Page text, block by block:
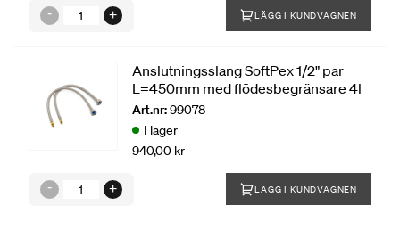
LÄGG I KUNDVAGNEN
Anslutningsslang SoftPex 1/2" par
L=450mm med flödesbegränsare 4l
Art.nr:99078
I lager
940,00 kr
LÄGG I KUNDVAGNEN